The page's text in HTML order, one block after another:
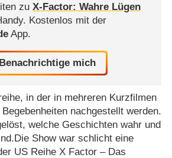
zu X-Factor: Wahre Lügen
Kostenlos mit der
App.
Benachrichtige mich
in der in mehreren Kurzfilmen
nachgestellt werden.
welche Geschichten wahr und
Show war schlicht eine
US Reihe X Factor – Das